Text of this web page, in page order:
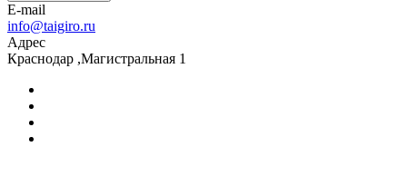
E-mail
info@taigiro.ru
Адрес
Краснодар ,Магистральная 1